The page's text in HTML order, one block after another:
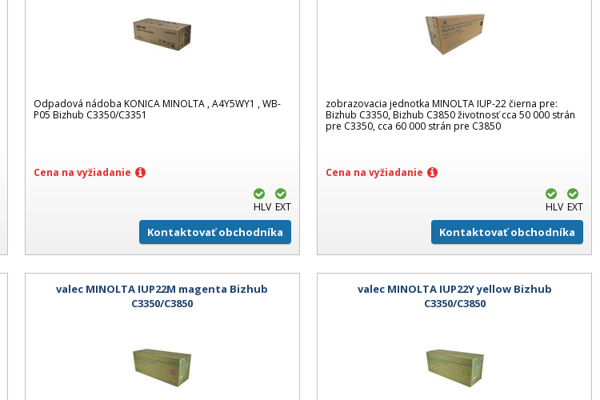
Odpadová nádoba KONICA MINOLTA , A4Y5WY1 , WB-
P05 Bizhub C3350/C3351
Cena na vyžiadanie
HLV EXT
Kontaktovať obchodníka
zobrazovacia jednotka MINOLTA IUP-22 čierna pre:
Bizhub C3350, Bizhub C3850 životnosť cca 50 000 strán
pre C3350, cca 60 000 strán pre C3850
Cena na vyžiadanie
HLV EXT
Kontaktovať obchodníka
valec MINOLTA IUP22M magenta Bizhub
C3350/C3850
valec MINOLTA IUP22Y yellow Bizhub
C3350/C3850